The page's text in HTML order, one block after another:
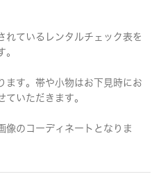
ているレンタルチェック表を
。
す。帯や小物はお下見時にお
いただきます。
のコーディネートとなりま